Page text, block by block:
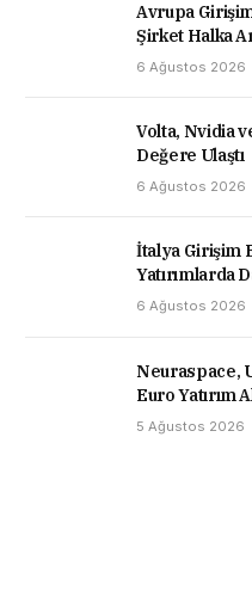
Avrupa
Şirket Halka
6 Ağustos 2026
Volta, Nvidia
Değere Ulaştı
6 Ağustos 2026
İtalya Girişim
Yatırımlarda
6 Ağustos 2026
Neuraspace,
Euro Yatırım
5 Ağustos 2026